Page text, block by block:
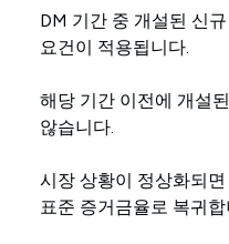
DM 기간 중 개설된 신
요건이 적용됩니다.
해당 기간 이전에 개설
않습니다.
시장 상황이 정상화되
표준 증거금율로 복귀합